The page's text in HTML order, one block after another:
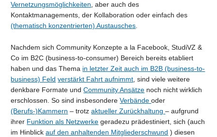
Vernetzungsmöglichkeiten, aber auch des
Kontaktmanagements, der Kollaboration oder einfach des
(thematisch konzentrierten) Austausches.
Nachdem sich Community Konzepte a la Facebook, StudiVZ &
Co im B2C (business-to-consumer) Bereich bereits etabliert
haben und das Thema in letzter Zeit auch im B2B (business-to-
business) Feld verstärkt Fahrt aufnimmt , sind viele weitere
denkbare Formate undCommunity Ansätze noch nicht wirklich
erschlossen. So sind insbesondereVerbändeoder
(Berufs-)Kammern – trotzaktueller Zurückhaltung– aufgrund
ihrer Funktion als Netzwerke geradezu prädestiniert, sich (auch
im Hinblickauf den anhaltenden Mitgliederschwund ) diesen